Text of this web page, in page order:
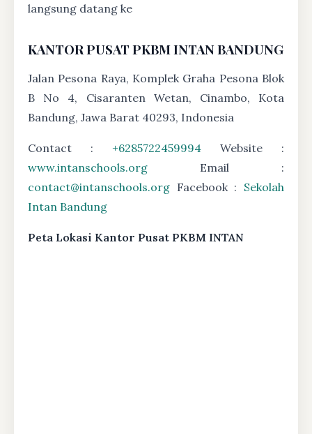
langsung datang ke
KANTOR PUSAT PKBM INTAN BANDUNG
Jalan Pesona Raya, Komplek Graha Pesona Blok
B No 4, Cisaranten Wetan, Cinambo, Kota
Bandung, Jawa Barat 40293, Indonesia
Contact : +6285722459994 Website :
www.intanschools.org Email :
contact@intanschools.org Facebook : Sekolah
Intan Bandung
Peta Lokasi Kantor Pusat PKBM INTAN